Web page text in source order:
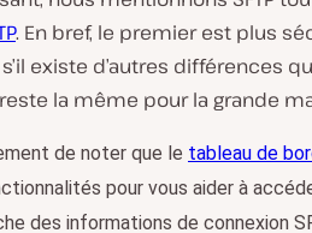
. En bref, le premier est plus
existe d’autres différences
la même pour la grande
de noter que le tableau de
pour vous aider à
des informations de connexion